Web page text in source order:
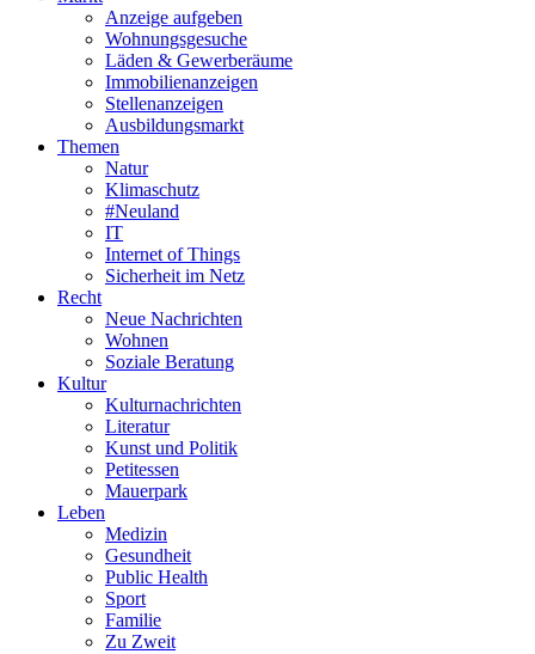
Anzeige aufgeben
Wohnungsgesuche
Läden & Gewerberäume
Immobilienanzeigen
Stellenanzeigen
Ausbildungsmarkt
Themen
Natur
Klimaschutz
#Neuland
IT
Internet of Things
Sicherheit im Netz
Recht
Neue Nachrichten
Wohnen
Soziale Beratung
Kultur
Kulturnachrichten
Literatur
Kunst und Politik
Petitessen
Mauerpark
Leben
Medizin
Gesundheit
Public Health
Sport
Familie
Zu Zweit